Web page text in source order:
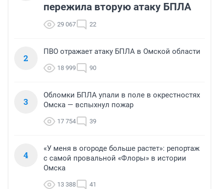
пережила вторую атаку БПЛА
29 067 22
2
ПВО отражает атаку БПЛА в Омской области
18 999 90
3
Обломки БПЛА упали в поле в окрестностях
Омска — вспыхнул пожар
17 754 39
4
«У меня в огороде больше растет»: репортаж
с самой провальной «Флоры» в истории
Омска
13 388 41